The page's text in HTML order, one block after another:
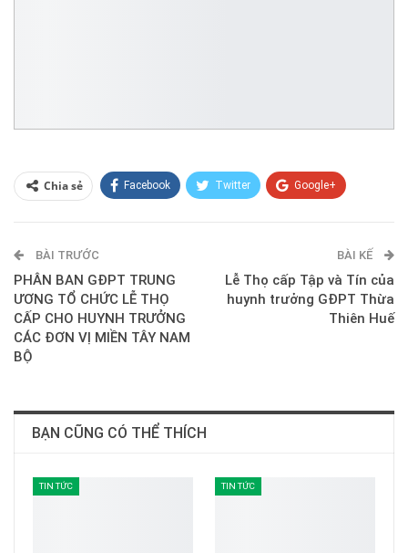
Chia sẻ Facebook Twitter Google+
E-mail
BÀI TRƯỚC
PHÂN BAN GĐPT TRUNG
ƯƠNG TỔ CHỨC LỄ THỌ
CẤP CHO HUYNH TRƯỞNG
CÁC ĐƠN VỊ MIỀN TÂY NAM
BỘ
BÀI KẾ
Lễ Thọ cấp Tập và Tín của
huynh trưởng GĐPT Thừa
Thiên Huế
BẠN CŨNG CÓ THỂ THÍCH
TIN TỨC TIN TỨC